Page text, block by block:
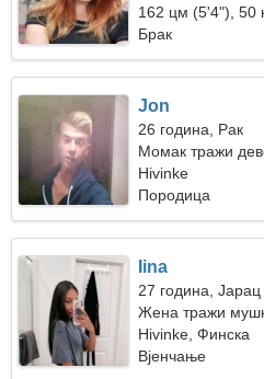
162 цм (5'4"), 50
Брак
Jon
26 година, Рак
Момак тражи
Hivinke
Породица
Iina
27 година, Јарац
Жена тражи
Hivinke, Финска
Вјенчање